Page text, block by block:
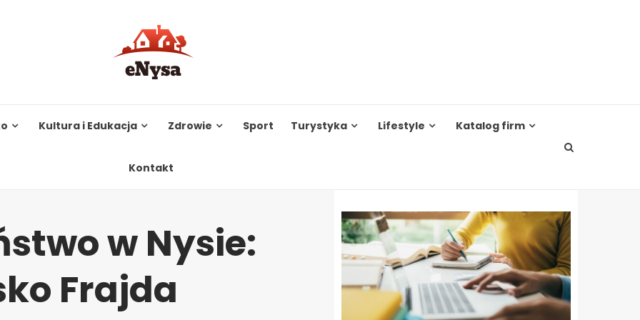
Kultura i Edukacja Zdrowie Sport Turystyka Lifestyle Katalog firm
Kontakt
w Nysie:
Frajda